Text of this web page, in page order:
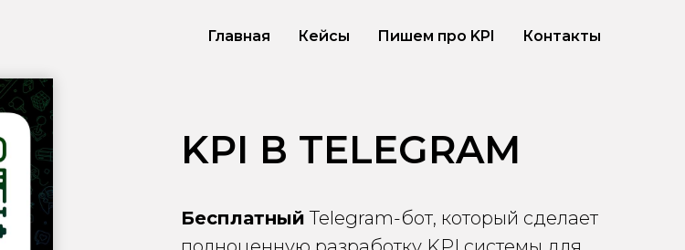
Главная Кейсы Пишем про KPI Контакты
KPI В TELEGRAM
Бесплатный Telegram-бот, который сделает